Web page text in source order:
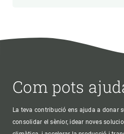
Com pots
La teva contribució ens ajuda a donar
consolidar el sènior, idear noves